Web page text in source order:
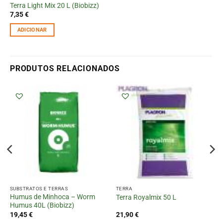
Terra Light Mix 20 L (Biobizz)
7,35€
ADICIONAR
PRODUTOS RELACIONADOS
SUBSTRATOS E TERRAS
Humus de Minhoca – Worm
Humus 40L (Biobizz)
19,45€
TERRA
Terra Royalmix 50 L
21,90€